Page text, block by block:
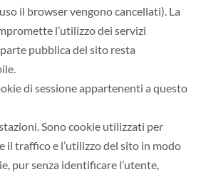
il browser vengono cancellati). La
l’utilizzo dei servizi
pubblica del sito resta
di sessione appartenenti a questo
Sono cookie utilizzati per
il traffico e l’utilizzo del sito in modo
pur senza identificare l’utente,